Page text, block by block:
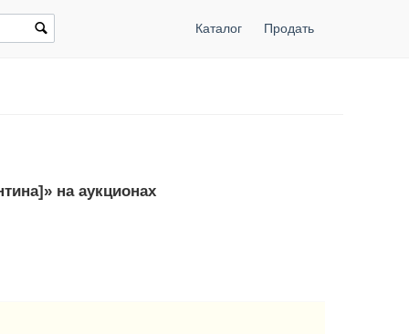
Каталог Продать
на аукционах